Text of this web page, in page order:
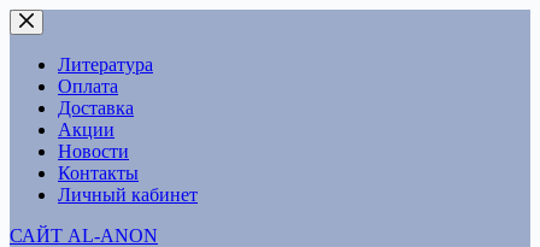
Перейти
к
сути
Литература
Оплата
Доставка
Акции
Новости
Контакты
Личный кабинет
САЙТ AL-ANON